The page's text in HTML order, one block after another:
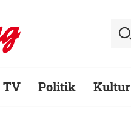
TV Politik Kultur